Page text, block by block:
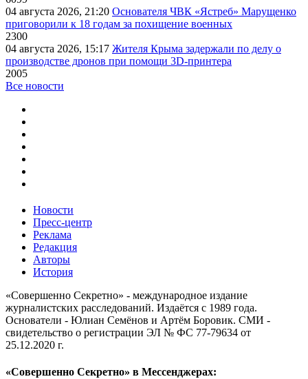
04 августа 2026, 21:20 Основателя ЧВК «Ястреб» Марущенко
приговорили к 18 годам за похищение военных
2300
04 августа 2026, 15:17 Жителя Крыма задержали по делу о
производстве дронов при помощи 3D‑принтера
2005
Все новости
Новости
Пресс-центр
Реклама
Редакция
Авторы
История
«Совершенно Секретно» - международное издание
журналистских расследований. Издаётся с 1989 года.
Основатели - Юлиан Семёнов и Артём Боровик. CМИ -
свидетельство о регистрации ЭЛ № ФС 77-79634 от
25.12.2020 г.
«Совершенно Секретно» в Мессенджерах: